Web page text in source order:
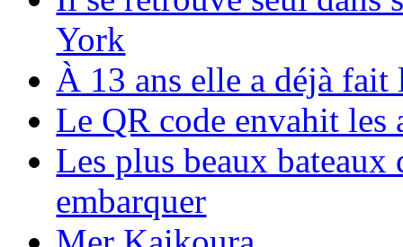
York
À 13 ans elle a déjà
Le QR code envahit les
Les plus beaux bateaux
embarquer